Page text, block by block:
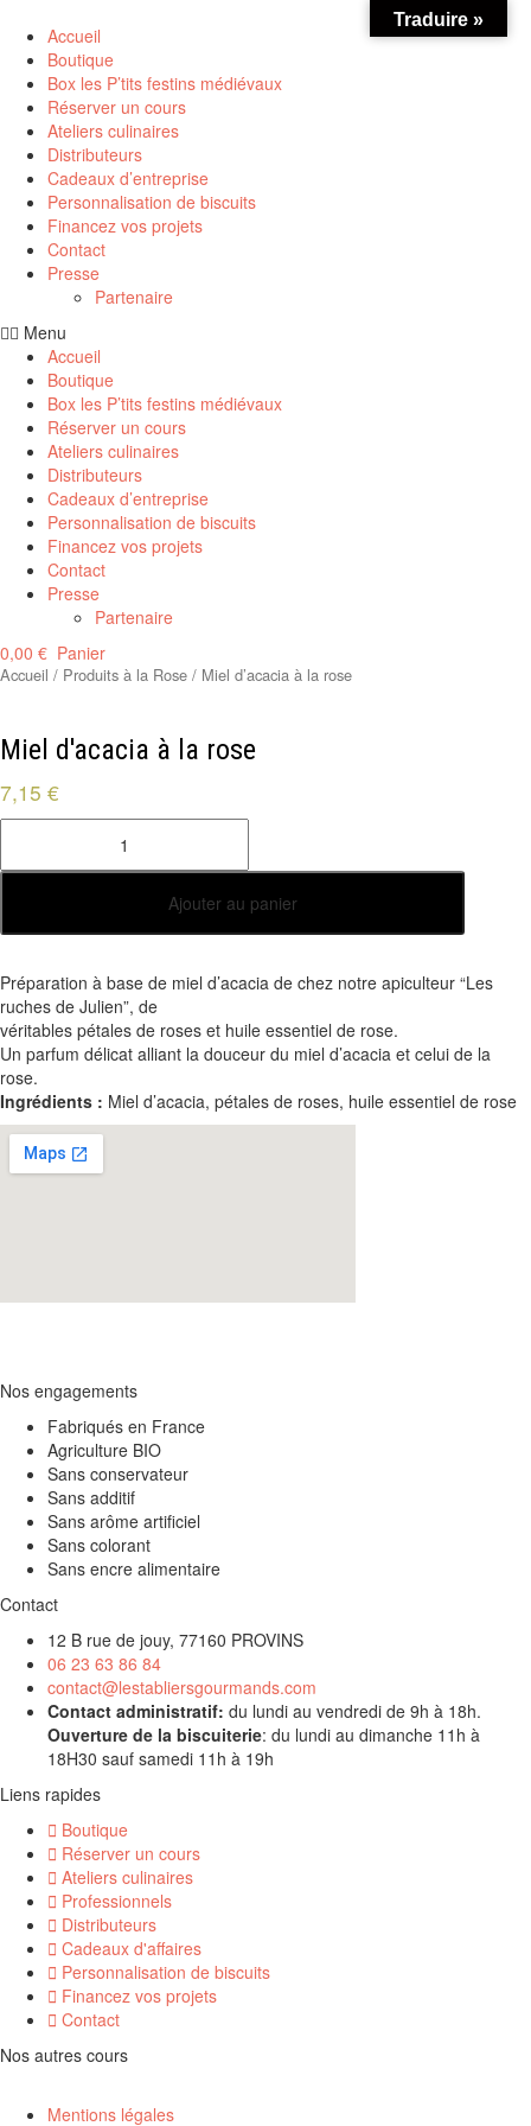
Accueil
Boutique
Box les P’tits festins médiévaux
Réserver un cours
Ateliers culinaires
Distributeurs
Cadeaux d’entreprise
Personnalisation de biscuits
Financez vos projets
Contact
Presse
Partenaire
Menu
Accueil
Boutique
Box les P’tits festins médiévaux
Réserver un cours
Ateliers culinaires
Distributeurs
Cadeaux d’entreprise
Personnalisation de biscuits
Financez vos projets
Contact
Presse
Partenaire
0,00 € Panier
Accueil / Produits à la Rose / Miel d’acacia à la rose
Miel d'acacia à la rose
7,15 €
Miel
rose
Ajouter au panier
Préparation à base de miel d’acacia de chez notre apiculteur “Les
ruches de Julien”, de
véritables pétales de roses et huile essentiel de rose.
Un parfum délicat alliant la douceur du miel d’acacia et celui de la
rose.
Ingrédients : Miel d’acacia, pétales de roses, huile essentiel de rose
Nos engagements
Fabriqués en France
Agriculture BIO
Sans conservateur
Sans additif
Sans arôme artificiel
Sans colorant
Sans encre alimentaire
Contact
12 B rue de jouy, 77160 PROVINS
06 23 63 86 84
contact@lestabliersgourmands.com
Contact administratif: du lundi au vendredi de 9h à 18h.
Ouverture de la biscuiterie: du lundi au dimanche 11h à
18H30 sauf samedi 11h à 19h
Liens rapides
Boutique
Réserver un cours
Ateliers culinaires
Professionnels
Distributeurs
Cadeaux d'affaires
Personnalisation de biscuits
Financez vos projets
Contact
Nos autres cours
Mentions légales
Traduire »